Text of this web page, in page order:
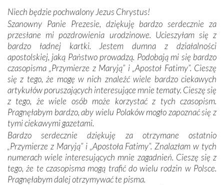
mieliśmy okazję przekonać się, że Maryja swoją opieką
otacza nie tylko nasz naród, lecz wszystkie nacje, które
się Jej ufnie oddają, a także każdą osobę, która zawierza
Jej siebie oraz swych bliskich.
Dzieje Portugalii to również historia wierności Bogu i
odstępstw, także w życiu władców. Trudne momenty w
wymiarze tak osobistym, jak i zbiorowym, przypominają o
konieczności ciągłego zabiegania o własną duszę i o łaskę
Opatrzności. Wierność przynosi pomyślność –
przynajmniej w życiu duchowym. Odstępstwo owocuje
nieszczęściem i śmiercią. Te uniwersalne prawdy
przychodziły na myśl, gdy słuchaliśmy opowieści
przewodników o portugalskich monarchach i wodzach,
zwycięskich bitwach i nieszczęśliwych losach grzesznych
kochanków.
Niech będzie pochwalony Jezus Chrystus!
Szanowny Panie Prezesie, dziękuję bardzo serdecznie za
przesłane mi pozdrowienia urodzinowe. Ucieszyłam się z
bardzo ładnej kartki. Jestem dumna z działalności
apostolskiej, jaką Państwo prowadzą. Podobają mi się bardzo
czasopisma „Przymierze z Maryją” i „Apostoł Fatimy”. Cieszę
się z tego, że mogę w nich znaleźć wiele bardzo ciekawych
artykułów poruszających interesujące mnie tematy. Cieszę się
z tego, że wiele osób może korzystać z tych czasopism.
Pragnęłabym bardzo, aby wielu Polaków mogło zapoznać się z
tymi ciekawymi gazetami.
Bardzo serdecznie dziękuję za otrzymane ostatnio
„Przymierze z Maryją” i „Apostoła Fatimy”. Znalazłam w tych
numerach wiele interesujących mnie zagadnień. Cieszę się z
tego, że te czasopisma mogą trafić do wielu rodzin w Polsce.
Pragnęłabym dalej otrzymywać te pisma.